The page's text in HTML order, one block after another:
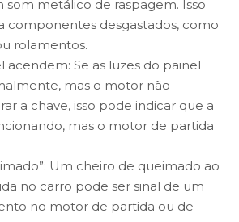
som metálico de raspagem. Isso
componentes desgastados, como
rolamentos.
acendem: Se as luzes do painel
mas o motor não
a chave, isso pode indicar que a
mas o motor de partida
Um cheiro de queimado ao
no carro pode ser sinal de um
no motor de partida ou de